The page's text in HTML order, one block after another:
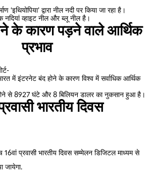
‘इथियोपिया’ द्वारा नील नदी पर किया जा रहा है।
नदियां व्हाइट नील और ब्लू नील है।
के कारण पड़ने वाले आर्थिक
प्रभाव
में इंटरनेट बंद होने के कारण विश्व में सर्वाधिक आर्थिक
से 8927 घंटे और 8 बिलियन डालर का नुकसान हुआ है।
भारतीय दिवस
16वां प्रवासी भारतीय दिवस सम्मेलन डिजिटल माध्यम से
जायेगा.